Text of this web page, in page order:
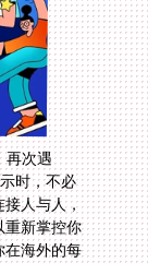
再次遇
，不必
与人，
掌控你
外的每